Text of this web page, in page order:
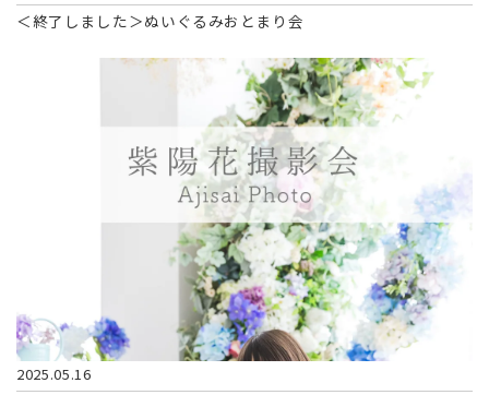
＜終了しました＞ぬいぐるみおとまり会
2025.05.16